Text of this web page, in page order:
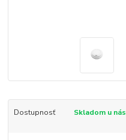
Dostupnosť Skladom u nás